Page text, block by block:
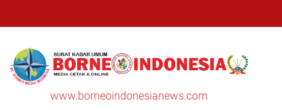
www.borneoindonesianews.com